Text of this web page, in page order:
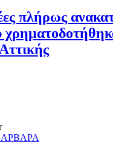
πλήρως